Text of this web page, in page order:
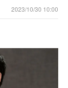
2023/10/30 10:00